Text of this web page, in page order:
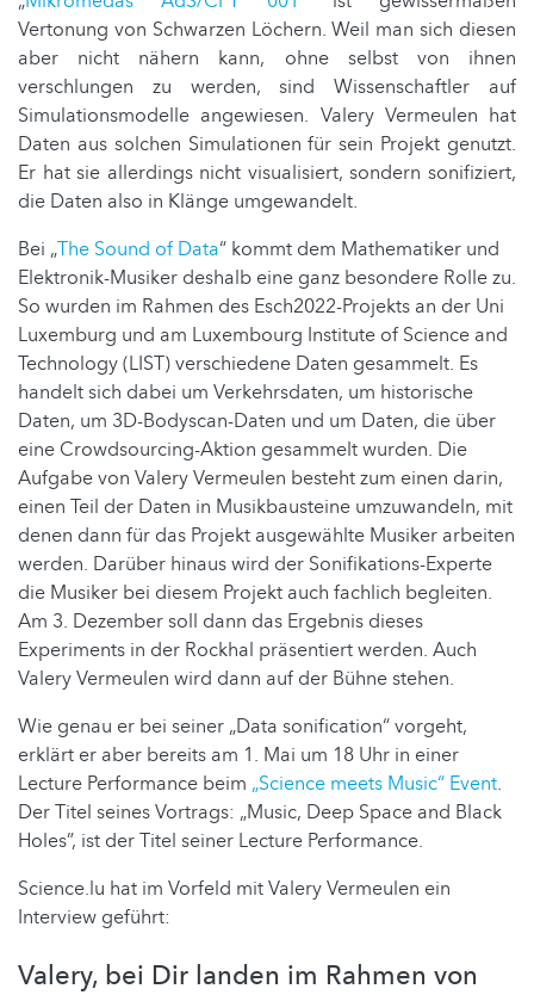
Vertonung von Schwarzen Löchern. Weil man sich diesen
aber nicht nähern kann, ohne selbst von ihnen
verschlungen zu werden, sind Wissenschaftler auf
Simulationsmodelle angewiesen. Valery Vermeulen hat
Daten aus solchen Simulationen für sein Projekt genutzt.
Er hat sie allerdings nicht visualisiert, sondern sonifiziert,
die Daten also in Klänge umgewandelt.
Bei „The Sound of Data“ kommt dem Mathematiker und
Elektronik-Musiker deshalb eine ganz besondere Rolle zu.
So wurden im Rahmen des Esch2022-Projekts an der Uni
Luxemburg und am Luxembourg Institute of Science and
Technology (LIST) verschiedene Daten gesammelt. Es
handelt sich dabei um Verkehrsdaten, um historische
Daten, um 3D-Bodyscan-Daten und um Daten, die über
eine Crowdsourcing-Aktion gesammelt wurden. Die
Aufgabe von Valery Vermeulen besteht zum einen darin,
einen Teil der Daten in Musikbausteine umzuwandeln, mit
denen dann für das Projekt ausgewählte Musiker arbeiten
werden. Darüber hinaus wird der Sonifikations-Experte
die Musiker bei diesem Projekt auch fachlich begleiten.
Am 3. Dezember soll dann das Ergebnis dieses
Experiments in der Rockhal präsentiert werden. Auch
Valery Vermeulen wird dann auf der Bühne stehen.
Wie genau er bei seiner „Data sonification“ vorgeht,
erklärt er aber bereits am 1. Mai um 18 Uhr in einer
Lecture Performance beim „Science meets Music“ Event.
Der Titel seines Vortrags: „Music, Deep Space and Black
Holes”, ist der Titel seiner Lecture Performance.
Science.lu hat im Vorfeld mit Valery Vermeulen ein
Interview geführt:
Valery, bei Dir landen im Rahmen von